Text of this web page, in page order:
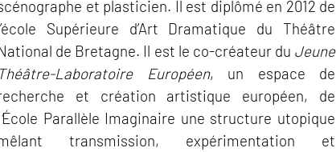
et plasticien. Il est diplômé en 2012 de
Supérieure d’Art Dramatique du Théâtre
de Bretagne. Il est le co-créateur du Jeune
Théâtre-Laboratoire Européen, un espace de
et création artistique européen, de
’École Parallèle Imaginaire une structure utopique
transmission, expérimentation et